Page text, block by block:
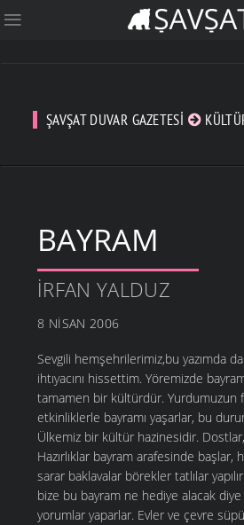
ŞAVŞAT DUVAR GAZETESI
BAYRAM
İRFAN YALDUZ
8 NISAN 2006
Sevgili hemşehrilerimiz,bu yazımda
ihtıyacını hissettim. Yöremizde
tamamen bir kültürdür. Yurdumuzun
etkinliklerle bayramı yaşarlar, bu
Ülkemiz bir kültür hazinesidir.
Hazırlıklar bayram arafesinde başlar,
sarar baklavalar börekler tatlılar
bize bu bayram ne hediye alacak
yorumlar yaparlar. Evler ve çevre